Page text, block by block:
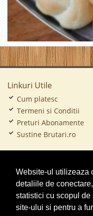
Website-ul utilizeaza
detaliile de
statistici cu scopul
site-ului si pentru a
Linkuri Utile
Cum platesc
Termeni si Conditii
Preturi Abonamente
Sustine Brutari.ro
FirmaTractariAuto.ro
Service-Reparatii.com
Servicii-DDD.com